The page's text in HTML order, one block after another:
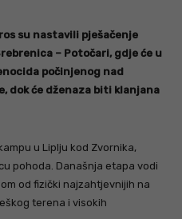
su nastavili pješačenje
– Potočari, gdje će u
počinjenog nad
dok će dženaza biti klanjana
u Liplju kod Zvornika,
pohoda. Današnja etapa vodi
od fizički najzahtjevnijih na
terena i visokih